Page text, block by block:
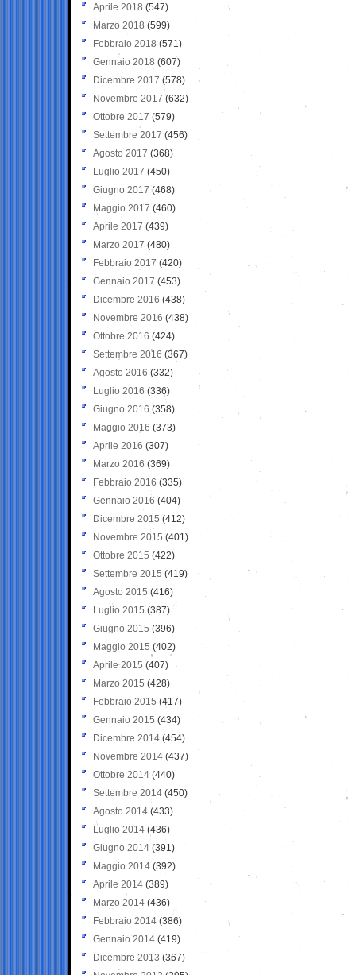
Aprile 2018 (547)
Marzo 2018 (599)
Febbraio 2018 (571)
Gennaio 2018 (607)
Dicembre 2017 (578)
Novembre 2017 (632)
Ottobre 2017 (579)
Settembre 2017 (456)
Agosto 2017 (368)
Luglio 2017 (450)
Giugno 2017 (468)
Maggio 2017 (460)
Aprile 2017 (439)
Marzo 2017 (480)
Febbraio 2017 (420)
Gennaio 2017 (453)
Dicembre 2016 (438)
Novembre 2016 (438)
Ottobre 2016 (424)
Settembre 2016 (367)
Agosto 2016 (332)
Luglio 2016 (336)
Giugno 2016 (358)
Maggio 2016 (373)
Aprile 2016 (307)
Marzo 2016 (369)
Febbraio 2016 (335)
Gennaio 2016 (404)
Dicembre 2015 (412)
Novembre 2015 (401)
Ottobre 2015 (422)
Settembre 2015 (419)
Agosto 2015 (416)
Luglio 2015 (387)
Giugno 2015 (396)
Maggio 2015 (402)
Aprile 2015 (407)
Marzo 2015 (428)
Febbraio 2015 (417)
Gennaio 2015 (434)
Dicembre 2014 (454)
Novembre 2014 (437)
Ottobre 2014 (440)
Settembre 2014 (450)
Agosto 2014 (433)
Luglio 2014 (436)
Giugno 2014 (391)
Maggio 2014 (392)
Aprile 2014 (389)
Marzo 2014 (436)
Febbraio 2014 (386)
Gennaio 2014 (419)
Dicembre 2013 (367)